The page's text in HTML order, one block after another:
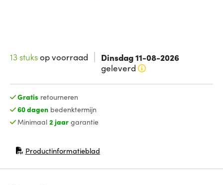
13 stuksop voorraad Dinsdag 11-08-2026
geleverd
Gratis retourneren
60 dagenbedenktermijn
Minimaal 2 jaargarantie
Productinformatieblad
(opent in nieuw venster)